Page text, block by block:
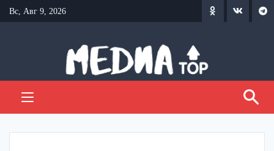
Перейти
к
Вс, Авг 9, 2026